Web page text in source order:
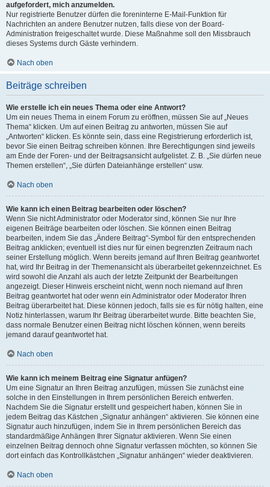
aufgefordert, mich anzumelden.
Nur registrierte Benutzer dürfen die foreninterne E-Mail-Funktion für
Nachrichten an andere Benutzer nutzen, falls diese von der Board-
Administration freigeschaltet wurde. Diese Maßnahme soll den Missbrauch
dieses Systems durch Gäste verhindern.
Nach oben
Beiträge schreiben
Wie erstelle ich ein neues Thema oder eine Antwort?
Um ein neues Thema in einem Forum zu eröffnen, müssen Sie auf „Neues
Thema“ klicken. Um auf einen Beitrag zu antworten, müssen Sie auf
„Antworten“ klicken. Es könnte sein, dass eine Registrierung erforderlich ist,
bevor Sie einen Beitrag schreiben können. Ihre Berechtigungen sind jeweils
am Ende der Foren- und der Beitragsansicht aufgelistet. Z. B. „Sie dürfen neue
Themen erstellen“, „Sie dürfen Dateianhänge erstellen“ usw.
Nach oben
Wie kann ich einen Beitrag bearbeiten oder löschen?
Wenn Sie nicht Administrator oder Moderator sind, können Sie nur Ihre
eigenen Beiträge bearbeiten oder löschen. Sie können einen Beitrag
bearbeiten, indem Sie das „Ändere Beitrag“-Symbol für den entsprechenden
Beitrag anklicken; eventuell ist dies nur für einen begrenzten Zeitraum nach
seiner Erstellung möglich. Wenn bereits jemand auf Ihren Beitrag geantwortet
hat, wird Ihr Beitrag in der Themenansicht als überarbeitet gekennzeichnet. Es
wird sowohl die Anzahl als auch der letzte Zeitpunkt der Bearbeitungen
angezeigt. Dieser Hinweis erscheint nicht, wenn noch niemand auf Ihren
Beitrag geantwortet hat oder wenn ein Administrator oder Moderator Ihren
Beitrag überarbeitet hat. Diese können jedoch, falls sie es für nötig halten, eine
Notiz hinterlassen, warum Ihr Beitrag überarbeitet wurde. Bitte beachten Sie,
dass normale Benutzer einen Beitrag nicht löschen können, wenn bereits
jemand darauf geantwortet hat.
Nach oben
Wie kann ich meinem Beitrag eine Signatur anfügen?
Um eine Signatur an Ihren Beitrag anzufügen, müssen Sie zunächst eine
solche in den Einstellungen in Ihrem persönlichen Bereich entwerfen.
Nachdem Sie die Signatur erstellt und gespeichert haben, können Sie in
jedem Beitrag das Kästchen „Signatur anhängen“ aktivieren. Sie können eine
Signatur auch hinzufügen, indem Sie in Ihrem persönlichen Bereich das
standardmäßige Anhängen Ihrer Signatur aktivieren. Wenn Sie einen
einzelnen Beitrag dennoch ohne Signatur verfassen möchten, so können Sie
dort einfach das Kontrollkästchen „Signatur anhängen“ wieder deaktivieren.
Nach oben